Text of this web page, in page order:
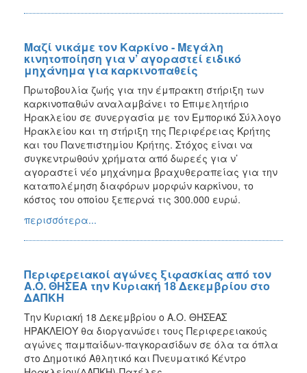
Μαζί νικάμε τον Καρκίνο - Μεγάλη
κινητοποίηση για ν’ αγοραστεί ειδικό
μηχάνημα για καρκινοπαθείς
Πρωτοβουλία ζωής για την έμπρακτη στήριξη των
καρκινοπαθών αναλαμβάνει το Επιμελητήριο
Ηρακλείου σε συνεργασία με τον Εμπορικό Σύλλογο
Ηρακλείου και τη στήριξη της Περιφέρειας Κρήτης
και του Πανεπιστημίου Κρήτης. Στόχος είναι να
συγκεντρωθούν χρήματα από δωρεές για ν’
αγοραστεί νέο μηχάνημα βραχυθεραπείας για την
καταπολέμηση διαφόρων μορφών καρκίνου, το
κόστος του οποίου ξεπερνά τις 300.000 ευρώ.
περισσότερα...
Περιφερειακοί αγώνες ξιφασκίας από τον
Α.Ο. ΘΗΣΕΑ την Κυριακή 18 Δεκεμβρίου στο
ΔΑΠΚΗ
Την Κυριακή 18 Δεκεμβρίου ο Α.Ο. ΘΗΣΕΑΣ
ΗΡΑΚΛΕΙΟΥ θα διοργανώσει τους Περιφερειακούς
αγώνες παμπαίδων-παγκορασίδων σε όλα τα όπλα
στο Δημοτικό Αθλητικό και Πνευματικό Κέντρο